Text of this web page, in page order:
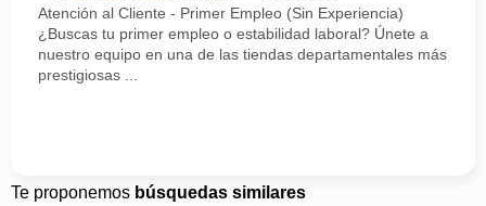
Atención al Cliente - Primer Empleo (Sin Experiencia)
¿Buscas tu primer empleo o estabilidad laboral? Únete a
nuestro equipo en una de las tiendas departamentales más
prestigiosas ...
Te proponemos búsquedas similares